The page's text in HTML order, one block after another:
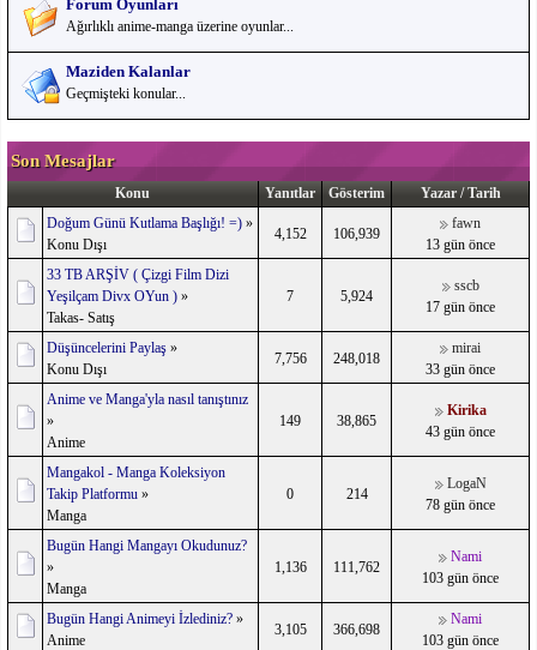
Forum Oyunları
Ağırlıklı anime-manga üzerine oyunlar...
Maziden Kalanlar
Geçmişteki konular...
Son Mesajlar
Konu Yanıtlar Gösterim
Yazar / Tarih
Doğum Günü Kutlama Başlığı! =) »
Konu Dışı
4,152 106,939
fawn
13 gün önce
33 TB ARŞİV ( Çizgi Film Dizi
Yeşilçam Divx OYun ) »
Takas- Satış
7 5,924
sscb
17 gün önce
Düşüncelerini Paylaş »
Konu Dışı
7,756 248,018
mirai
33 gün önce
Anime ve Manga'yla nasıl tanıştınız
»
Anime
149 38,865
Kirika
43 gün önce
Mangakol - Manga Koleksiyon
Takip Platformu »
Manga
0 214
LogaN
78 gün önce
Bugün Hangi Mangayı Okudunuz?
»
Manga
1,136 111,762
Nami
103 gün önce
Bugün Hangi Animeyi İzlediniz? »
Anime
3,105 366,698
Nami
103 gün önce